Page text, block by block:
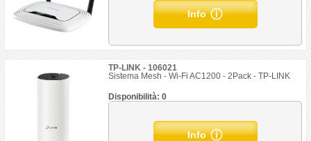
Info
TP-LINK - 106021
Sistema Mesh - Wi-Fi AC1200 - 2Pack - TP-LINK
Disponibilità: 0
Info